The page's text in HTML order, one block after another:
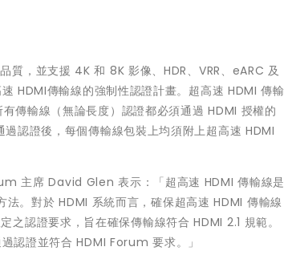
質，並支援 4K 和 8K 影像、HDR、VRR、eARC 及
HDMI傳輸線的強制性認證計畫。超高速 HDMI 傳輸
傳輸線（無論長度）認證都必須通過 HDMI 授權的
證後，每個傳輸線包裝上均須附上超高速 HDMI
主席 David Glen 表示：「超高速 HDMI 傳輸線是
。對於 HDMI 系統而言，確保超高速 HDMI 傳輸線
認證要求，旨在確保傳輸線符合 HDMI 2.1 規範。
認證並符合 HDMI Forum 要求。」